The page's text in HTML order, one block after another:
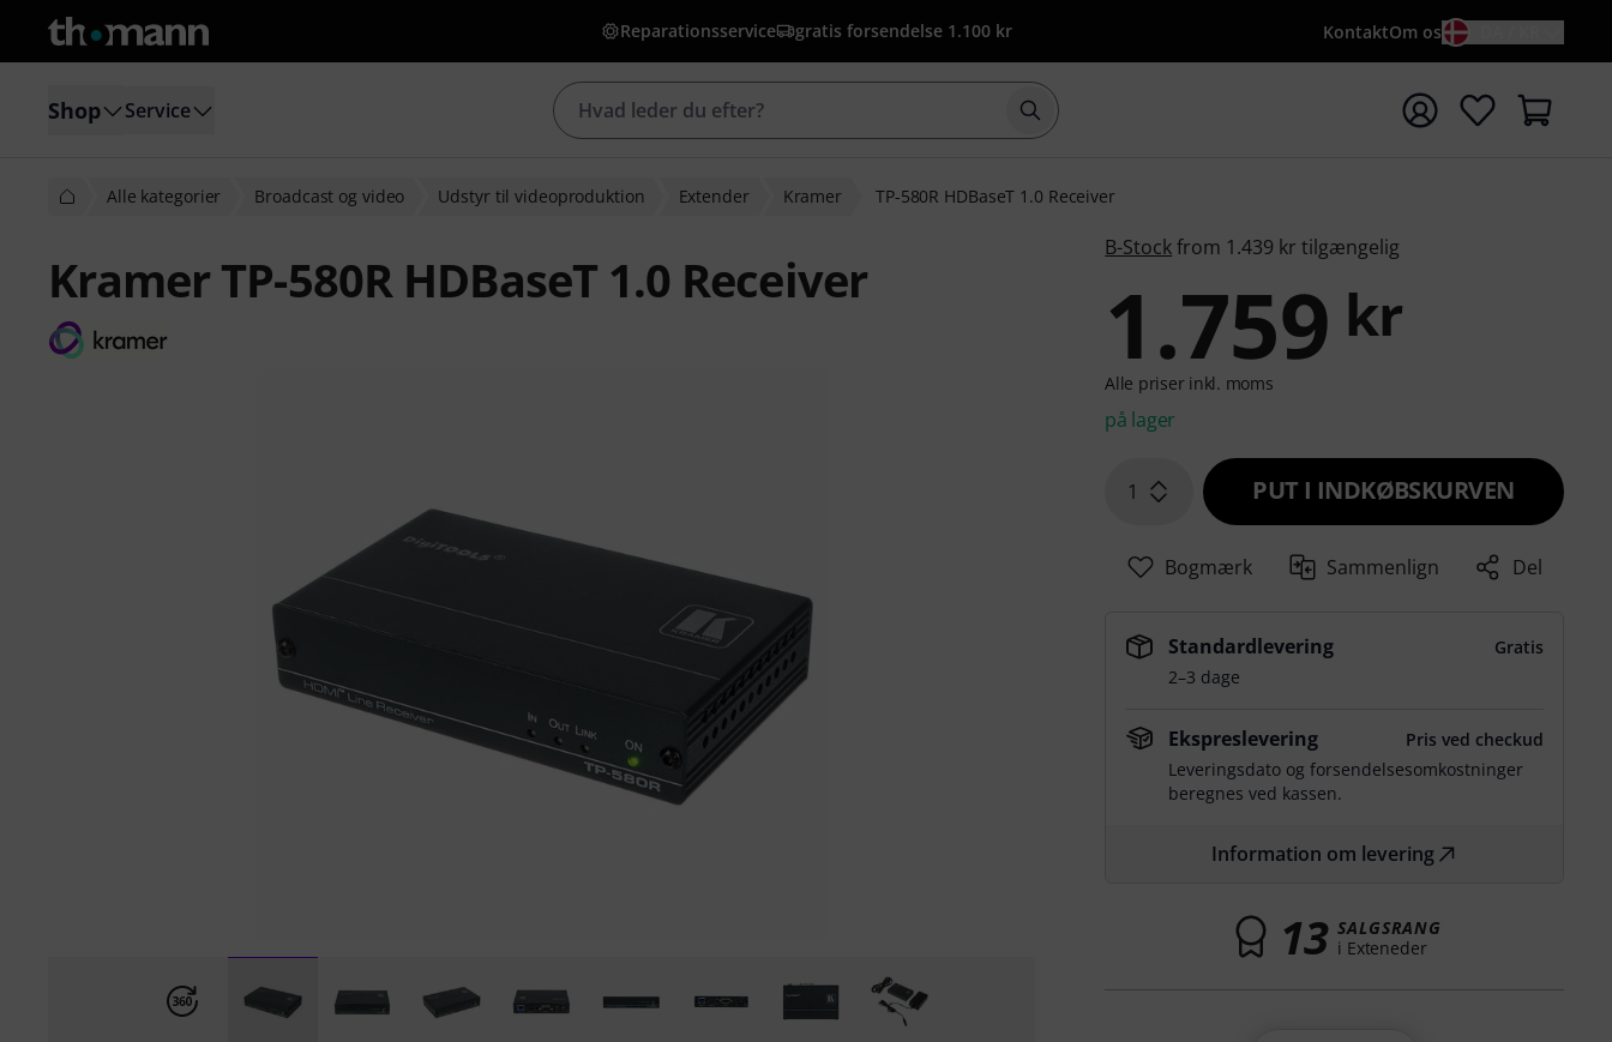
Reparationsservice gratis forsendelse 1.100 kr KontaktOm os
Shop Service Start søgning med søgeord {searchTerm}
Alle kategorier Broadcast og video Udstyr til videoproduktion Extender Kramer TP-580R HDBaseT 1.0 Receiver
Kramer TP-580R HDBaseT 1.0 Receiver
B-Stockfrom 1.439 kr tilgængelig
1.759 kr
Alle priser inkl. moms
på lager
1 PUT I INDKØBSKURVEN
Bogmærk Sammenlign Del
Standardlevering
Gratis
2–3 dage
Ekspreslevering
Pris ved checkud
Leveringsdato og forsendelsesomkostninger
beregnes ved kassen.
Information om levering
13 SALGSRANG
i Exteneder